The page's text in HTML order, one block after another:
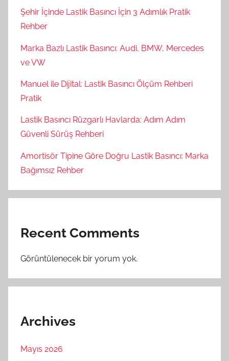
Şehir İçinde Lastik Basıncı İçin 3 Adımlık Pratik
Rehber
Marka Bazlı Lastik Basıncı: Audi, BMW, Mercedes
ve VW
Manuel ile Dijital: Lastik Basıncı Ölçüm Rehberi
Pratik
Lastik Basıncı Rüzgarlı Havlarda: Adım Adım
Güvenli Sürüş Rehberi
Amortisör Tipine Göre Doğru Lastik Basıncı: Marka
Bağımsız Rehber
Recent Comments
Görüntülenecek bir yorum yok.
Archives
Mayıs 2026